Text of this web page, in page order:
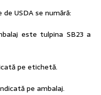
USDA se numără:
este tulpina SB23 a
pe etichetă.
pe ambalaj.